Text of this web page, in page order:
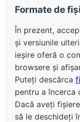
Formate de
În prezent,
și versiunile
ieșire oferă o
browsere și
Puteți descărca
pentru a încerca
Dacă aveți
să le deschideți